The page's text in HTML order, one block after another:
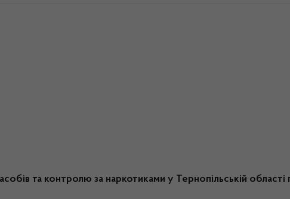
та контролю за наркотиками у Тернопільській області